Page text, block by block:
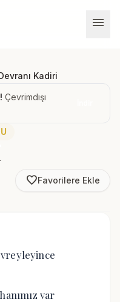
menu
Kadiri
Çevrimdışı
favorite_borderFavorilere Ekle
var